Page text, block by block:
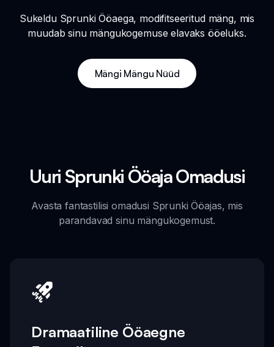
Sukeldu Sprunki Ööaega, modifitseeritud mäng, mis
muudab sinu mängukogemuse elavaks ööeluks.
Mängi Mängu Nüüd
Uuri Sprunki Ööaja Omadusi
Avasta fantastilisi omadusi Sprunki Ööajas, mis
parandavad sinu mängukogemust.
Dramaatiline Ööaegne